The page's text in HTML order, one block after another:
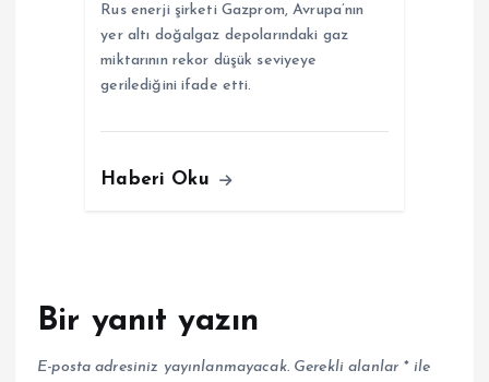
Rus enerji şirketi Gazprom, Avrupa’nın
yer altı doğalgaz depolarındaki gaz
miktarının rekor düşük seviyeye
gerilediğini ifade etti.
Haberi Oku
Bir yanıt yazın
E-posta adresiniz yayınlanmayacak. Gerekli alanlar *ile